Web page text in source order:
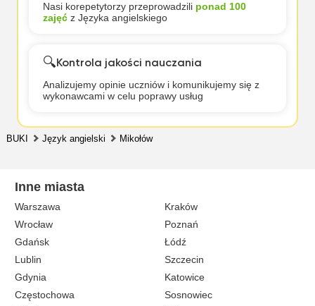
Nasi korepetytorzy przeprowadzili ponad 100
zajęćz Języka angielskiego
🔍Kontrola jakości nauczania
Analizujemy opinie uczniów i komunikujemy się z
wykonawcami w celu poprawy usług
BUKI Język angielski Mikołów
Inne miasta
Warszawa
Kraków
Wrocław
Poznań
Gdańsk
Łódź
Lublin
Szczecin
Gdynia
Katowice
Częstochowa
Sosnowiec